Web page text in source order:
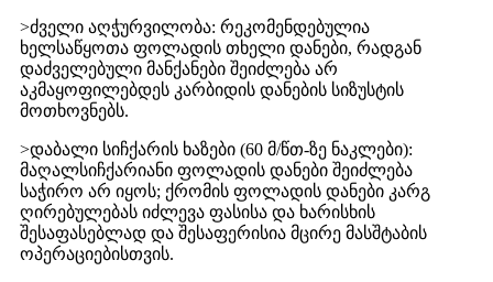
>ძველი აღჭურვილობა: რეკომენდებულია
ხელსაწყოთა ფოლადის თხელი დანები, რადგან
დაძველებული მანქანები შეიძლება არ
აკმაყოფილებდეს კარბიდის დანების სიზუსტის
მოთხოვნებს.
>დაბალი სიჩქარის ხაზები (60 მ/წთ-ზე ნაკლები):
მაღალსიჩქარიანი ფოლადის დანები შეიძლება
საჭირო არ იყოს; ქრომის ფოლადის დანები კარგ
ღირებულებას იძლევა ფასისა და ხარისხის
შესაფასებლად და შესაფერისია მცირე მასშტაბის
ოპერაციებისთვის.